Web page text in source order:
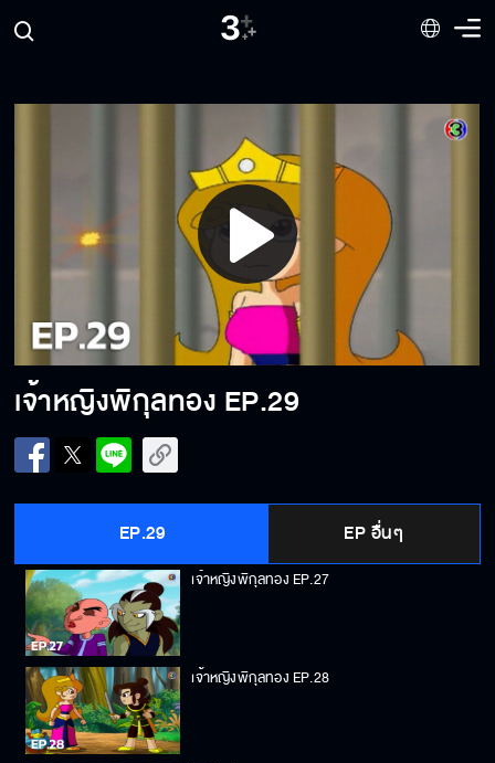
Play
Video
เจ้าหญิงพิกุลทอง EP.29
EP.29 EP อื่นๆ
เจ้าหญิงพิกุลทอง EP.23
เจ้าหญิงพิกุลทอง EP.24
เจ้าหญิงพิกุลทอง EP.27
เจ้าหญิงพิกุลทอง EP.28